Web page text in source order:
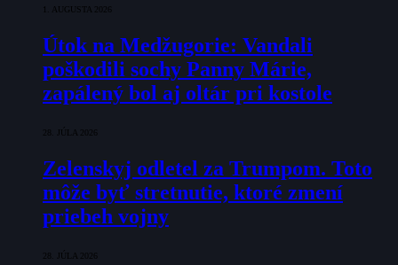
1. AUGUSTA 2026
Útok na Medžugorie: Vandali
poškodili sochy Panny Márie,
zapálený bol aj oltár pri kostole
28. JÚLA 2026
Zelenskyj odletel za Trumpom. Toto
môže byť stretnutie, ktoré zmení
priebeh vojny
28. JÚLA 2026